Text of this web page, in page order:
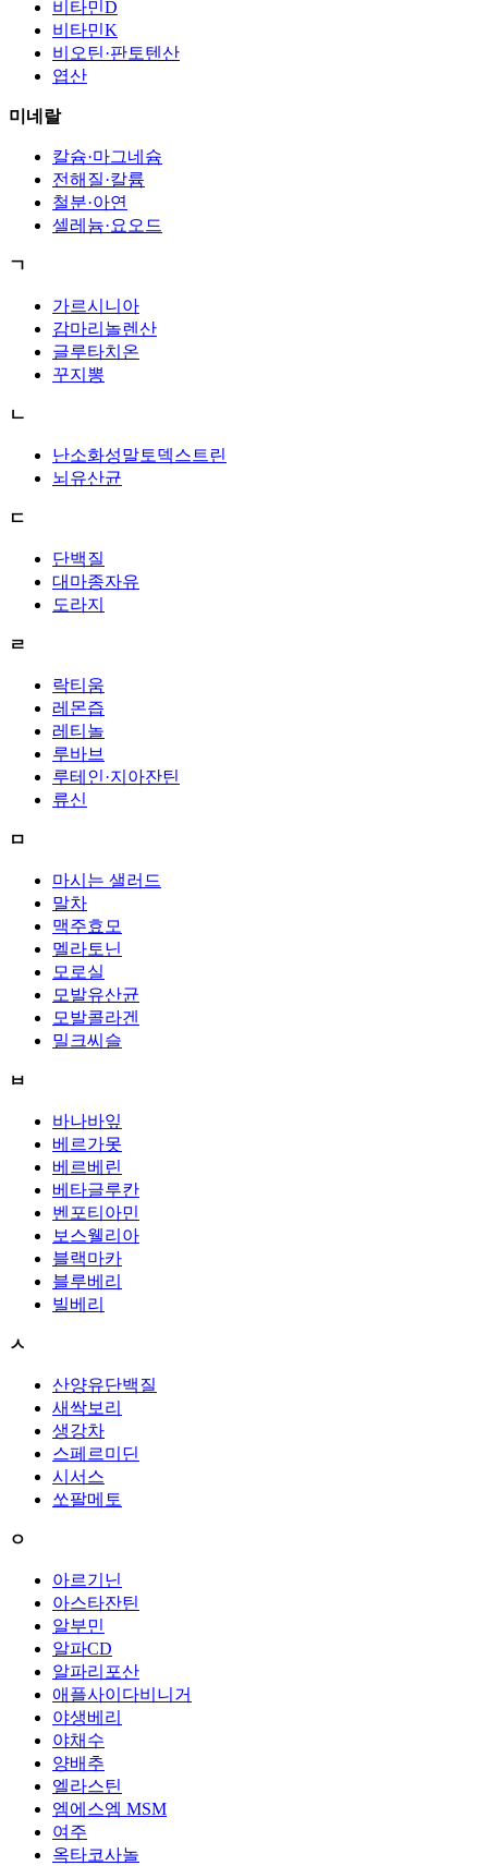
비타민D
비타민K
비오틴·판토텐산
엽산
미네랄
칼슘·마그네슘
전해질·칼륨
철분·아연
셀레늄·요오드
ㄱ
가르시니아
감마리놀렌산
글루타치온
꾸지뽕
ㄴ
난소화성말토덱스트린
뇌유산균
ㄷ
단백질
대마종자유
도라지
ㄹ
락티움
레몬즙
레티놀
루바브
루테인·지아잔틴
류신
ㅁ
마시는 샐러드
말차
맥주효모
멜라토닌
모로실
모발유산균
모발콜라겐
밀크씨슬
ㅂ
바나바잎
베르가못
베르베린
베타글루칸
벤포티아민
보스웰리아
블랙마카
블루베리
빌베리
ㅅ
산양유단백질
새싹보리
생강차
스페르미딘
시서스
쏘팔메토
ㅇ
아르기닌
아스타잔틴
알부민
알파CD
알파리포산
애플사이다비니거
야생베리
야채수
양배추
엘라스틴
엠에스엠 MSM
여주
옥타코사놀